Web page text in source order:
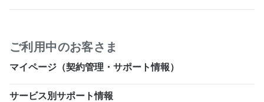
ご利用中のお客さま
マイページ（契約管理・サポート情報）
サービス別サポート情報